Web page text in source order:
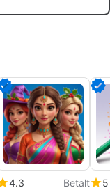
4.3
Betalt
5